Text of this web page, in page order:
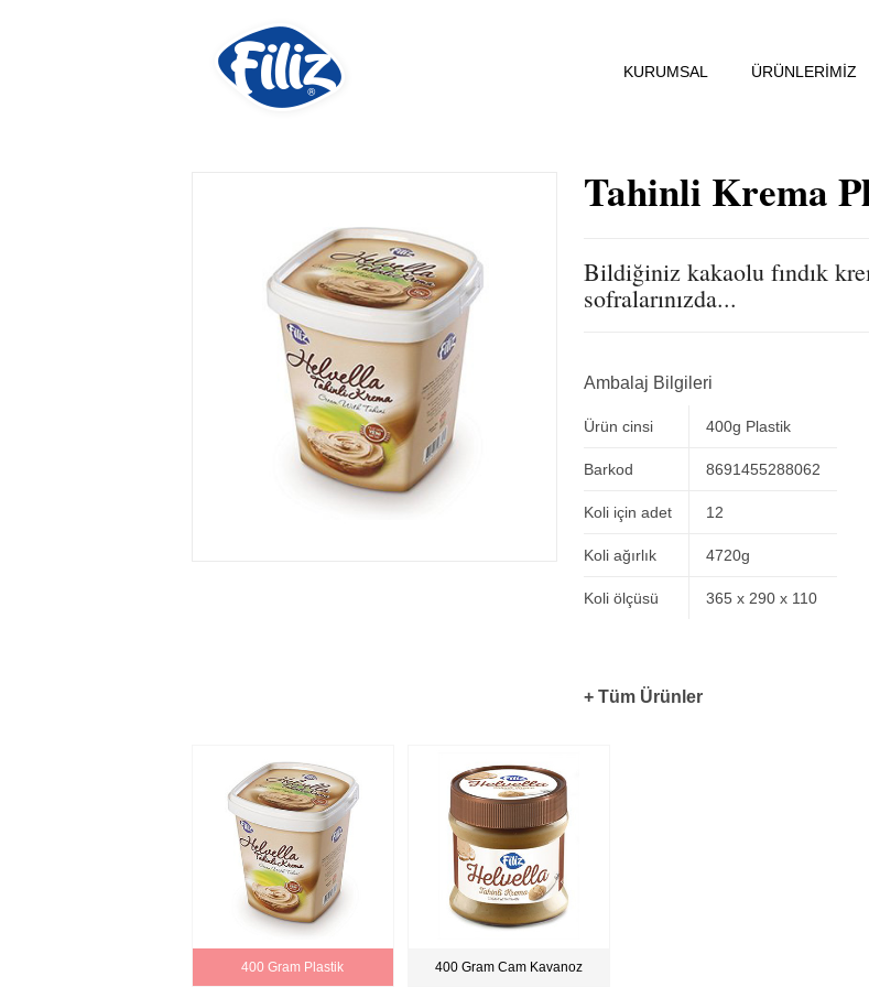
KURUMSAL ÜRÜNLERİMİZ
Tahinli Krema
Bildiğiniz kakaolu fındık
sofralarınızda...
Ambalaj Bilgileri
Ürün cinsi
Barkod
Koli için adet
Koli ağırlık
Koli ölçüsü
400g Plastik
8691455288062
12
4720g
365 x 290 x 110
+ Tüm Ürünler
400 Gram Plastik 400 Gram Cam Kavanoz